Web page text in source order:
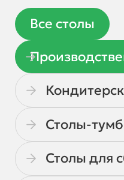
Все столы
Столы-
Столы для